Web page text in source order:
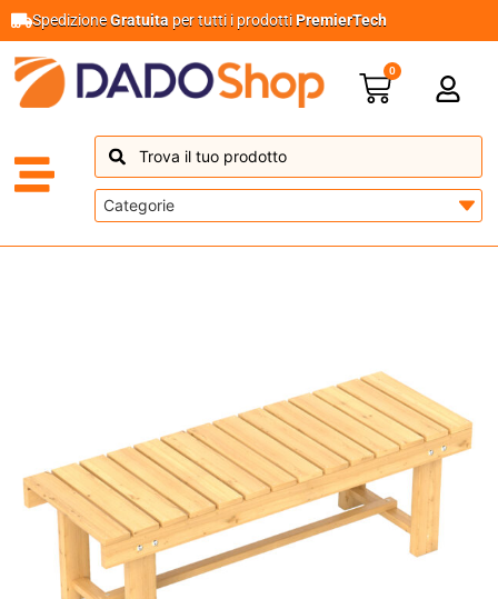
SpedizioneGratuita per tutti i prodottiPremierTech
0